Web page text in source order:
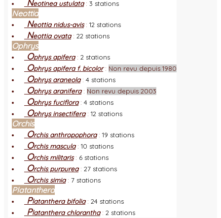
Neotinea ustulata: 3 stations
Neottia
Neottia nidus-avis: 12 stations
Neottia ovata: 22 stations
Ophrys
Ophrys apifera: 2 stations
Ophrys apifera f. bicolor: Non revu depuis 1980
Ophrys araneola: 4 stations
Ophrys aranifera: Non revu depuis 2003
Ophrys fuciflora: 4 stations
Ophrys insectifera: 12 stations
Orchis
Orchis anthropophora: 19 stations
Orchis mascula: 10 stations
Orchis militaris: 6 stations
Orchis purpurea: 27 stations
Orchis simia: 7 stations
Platanthera
Platanthera bifolia: 24 stations
Platanthera chlorantha: 2 stations